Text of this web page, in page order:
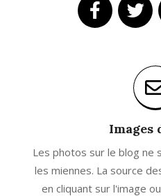
Images
Les photos sur le blog ne
les miennes. La source
en cliquant sur l'image